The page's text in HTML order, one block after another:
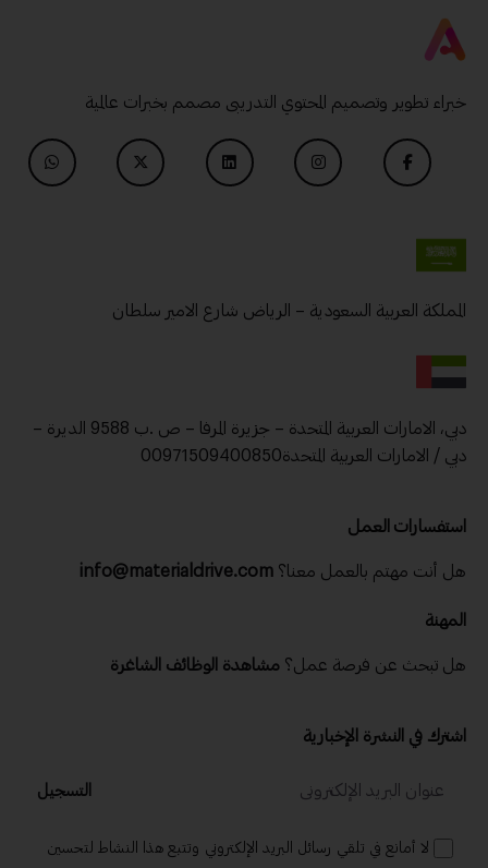
خبراء تطوير وتصميم المحتوي التدريبى مصمم بخبرات عالمية
المملكة العربية السعودية – الرياض شارع الامير سلطان
دبي، الامارات العربية المتحدة – جزيرة المرفا – ص .ب 9588 الديرة –
دبي / الامارات العربية المتحدة00971509400850
استفسارات العمل
هل أنت مهتم بالعمل معنا؟ info@materialdrive.com
المهنة
هل تبحث عن فرصة عمل؟ مشاهدة الوظائف الشاغرة
اشترك في النشرة الإخبارية
التسجيل
لا أمانع في تلقي رسائل البريد الإلكتروني وتتبع هذا النشاط لتحسين